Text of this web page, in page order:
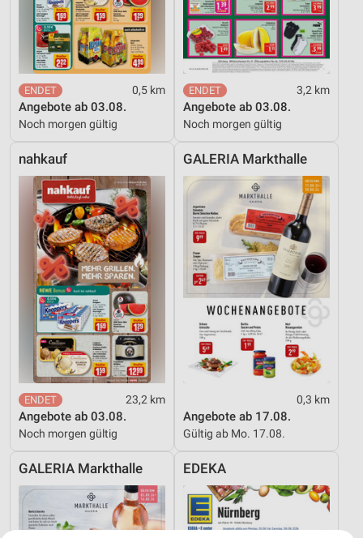
0,5 km
Angebote ab 03.08.
Noch morgen gültig
3,2 km
Angebote ab 03.08.
Noch morgen gültig
nahkauf
23,2 km
Angebote ab 03.08.
Noch morgen gültig
GALERIA Markthalle
0,3 km
Angebote ab 17.08.
Gültig ab Mo. 17.08.
GALERIA Markthalle EDEKA